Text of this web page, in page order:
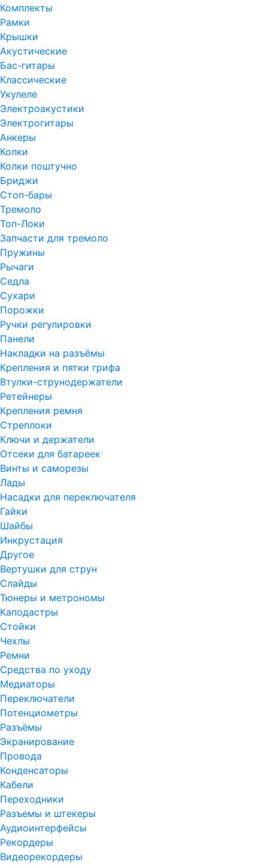
Комплекты
Рамки
Крышки
Акустические
Бас-гитары
Классические
Укулеле
Электроакустики
Электрогитары
Анкеры
Колки
Колки поштучно
Бриджи
Стоп-бары
Тремоло
Топ-Локи
Запчасти для тремоло
Пружины
Рычаги
Седла
Сухари
Порожки
Ручки регулировки
Панели
Накладки на разъёмы
Крепления и пятки грифа
Втулки-струнодержатели
Ретейнеры
Крепления ремня
Стреплоки
Ключи и держатели
Отсеки для батареек
Винты и саморезы
Лады
Насадки для переключателя
Гайки
Шайбы
Инкрустация
Другое
Вертушки для струн
Слайды
Тюнеры и метрономы
Каподастры
Стойки
Чехлы
Ремни
Средства по уходу
Медиаторы
Переключатели
Потенциометры
Разъёмы
Экранирование
Провода
Конденсаторы
Кабели
Переходники
Разъемы и штекеры
Аудиоинтерфейсы
Рекордеры
Видеорекордеры